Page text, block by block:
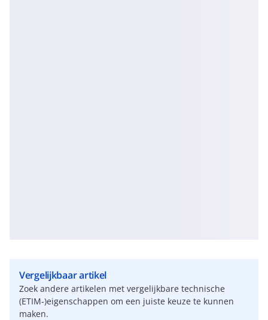
Vergelijkbaar artikel
Zoek andere artikelen met vergelijkbare technische
(ETIM-)eigenschappen om een juiste keuze te kunnen
maken.